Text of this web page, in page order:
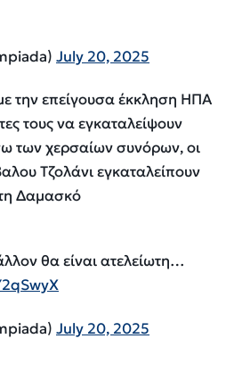
July 20, 2025
την επείγουσα έκκληση ΗΠΑ
τους να εγκαταλείψουν
των χερσαίων συνόρων, οι
Τζολάνι εγκαταλείπουν
Δαμασκό
θα είναι ατελείωτη…
July 20, 2025